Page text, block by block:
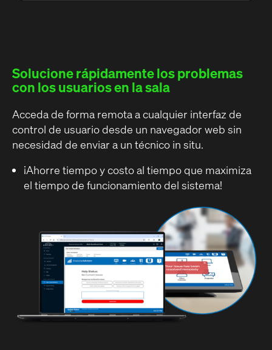
Solucione rápidamente los problemas
con los usuarios en la sala
Acceda de forma remota a cualquier interfaz de
control de usuario desde un navegador web sin
necesidad de enviar a un técnico in situ.
¡Ahorre tiempo y costo al tiempo que maximiza
el tiempo de funcionamiento del sistema!